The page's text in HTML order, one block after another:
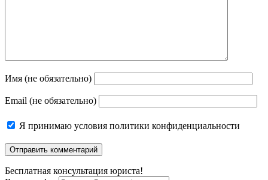
Имя (не обязательно)
Email (не обязательно)
Я принимаю условия политики конфиденциальности
Бесплатная консультация юриста!